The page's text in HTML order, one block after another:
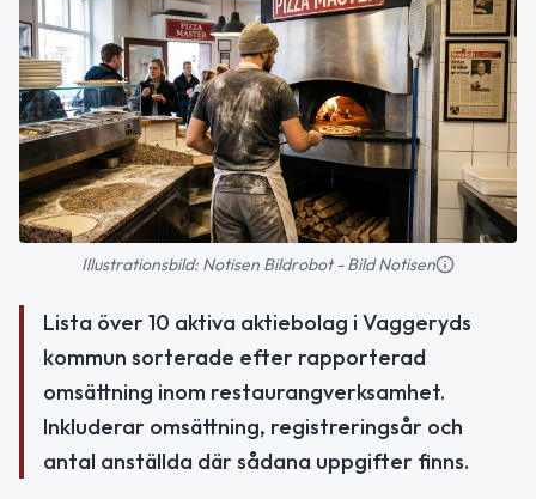
Illustrationsbild: Notisen Bildrobot - Bild Notisen
Lista över 10 aktiva aktiebolag i Vaggeryds
kommun sorterade efter rapporterad
omsättning inom restaurangverksamhet.
Inkluderar omsättning, registreringsår och
antal anställda där sådana uppgifter finns.